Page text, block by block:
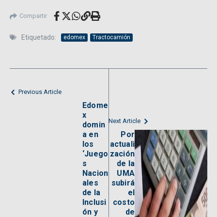
Compartir
Etiquetado: edomex Tractocamión
Previous Article
Edome
x
domin
a en
los
‘Juego
s
Nacion
ales
de la
Inclusi
ón y
Next Article
Por
actuali
zación
de la
UMA
subirá
el
costo
de